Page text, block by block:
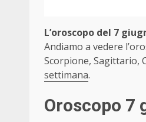
L’oroscopo del 7
Andiamo a vedere
Scorpione, Sagittario,
settimana.
Oroscopo 7